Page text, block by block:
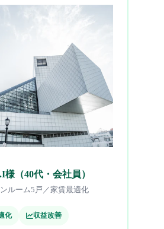
様（40代・会社員）
ルーム5戸／家賃最適化
化 収益改善